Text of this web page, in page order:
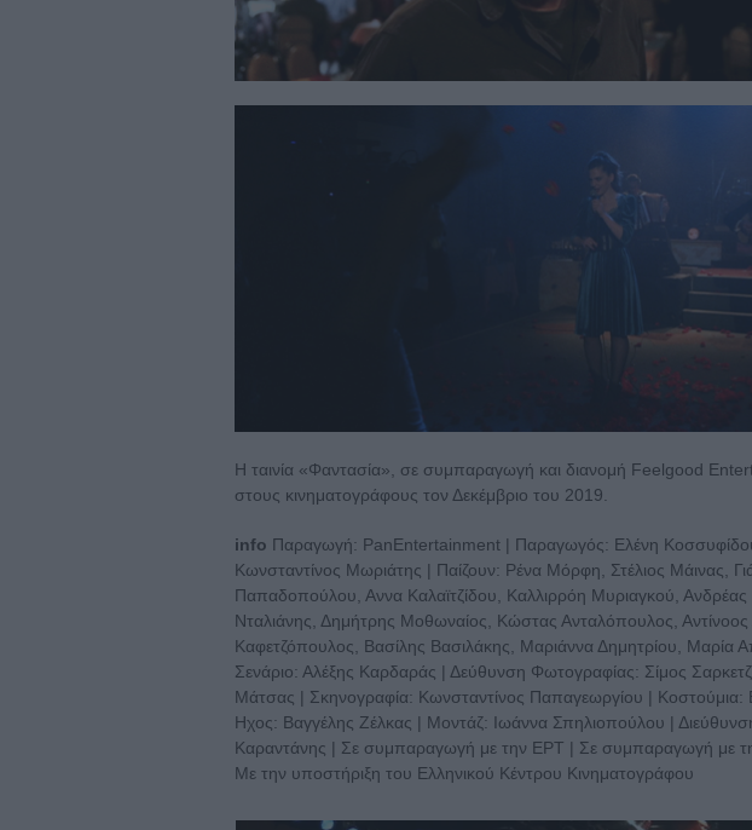
Η ταινία «Φαντασία», σε συμπαραγωγή και διανομή Feelgood
στους κινηματογράφους τον Δεκέμβριο του 2019.
info Παραγωγή: PanEntertainment | Παραγωγός: Ελένη
Κωνσταντίνος Μωριάτης | Παίζουν: Ρένα Μόρφη, Στέλιος Μάινας,
Παπαδοπούλου, Αννα Καλαϊτζίδου, Καλλιρρόη Μυριαγκού, Ανδρέας
Νταλιάνης, Δημήτρης Μοθωναίος, Κώστας Ανταλόπουλος,
Καφετζόπουλος, Βασίλης Βασιλάκης, Μαριάννα Δημητρίου, Μαρία
Σενάριο: Αλέξης Καρδαράς | Δεύθυνση Φωτογραφίας: Σίμος
Μάτσας | Σκηνογραφία: Κωνσταντίνος Παπαγεωργίου |
Ηχος: Βαγγέλης Ζέλκας | Μοντάζ: Ιωάννα Σπηλιοπούλου |
Καραντάνης | Σε συμπαραγωγή με την ΕΡΤ | Σε συμπαραγωγή με
Με την υποστήριξη του Ελληνικού Κέντρου Κινηματογράφου